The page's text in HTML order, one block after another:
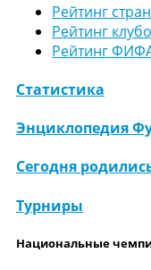
Рейтинг
Рейтинг
Рейтинг
Статистика
Энциклопедия
Сегодня
Турниры
Национальные